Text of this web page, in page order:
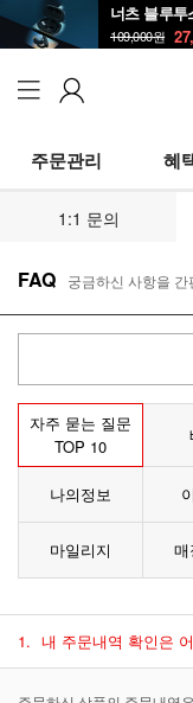
109,000원
주문관리 혜
1:1 문의
FAQ 궁금하신 사항을
자주 묻는 질문
TOP 10
나의정보
마일리지 매
1. 내 주문내역 확인은